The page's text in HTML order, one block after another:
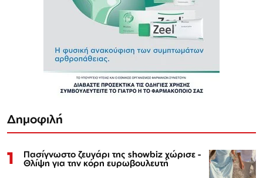
Δημοφιλή
1 Πασίγνωστο ζευγάρι της showbiz χώρισε -
Θλίψη για την κόρη ευρωβουλευτή